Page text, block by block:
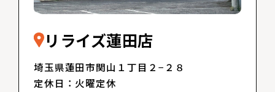
リライズ蓮田店
埼玉県蓮田市関山１丁目２−２８
定休日：火曜定休